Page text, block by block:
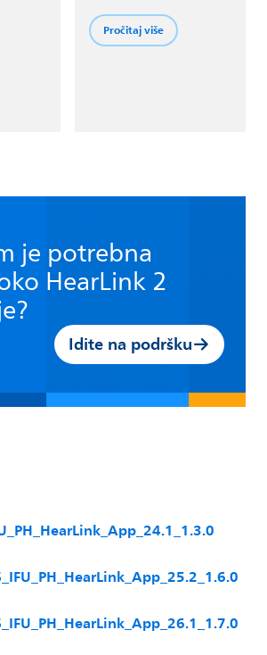
aparata na daljinu.
Pročitaj više
je potrebna
HearLink 2
Idite na podršku